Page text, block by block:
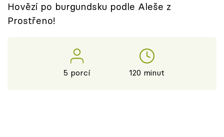
Sledujte prima+
Hovězí po burgundsku podle Aleše z
Prostřeno!
5 porcí 120 minut